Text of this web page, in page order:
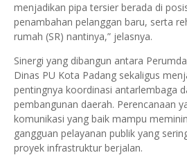
menjadikan pipa tersier berada di
penambahan pelanggan baru, serta
rumah (SR) nantinya,” jelasnya.
Sinergi yang dibangun antara
Dinas PU Kota Padang sekaligus
pentingnya koordinasi antarlembaga
pembangunan daerah. Perencanaan
komunikasi yang baik mampu
gangguan pelayanan publik yang
proyek infrastruktur berjalan.